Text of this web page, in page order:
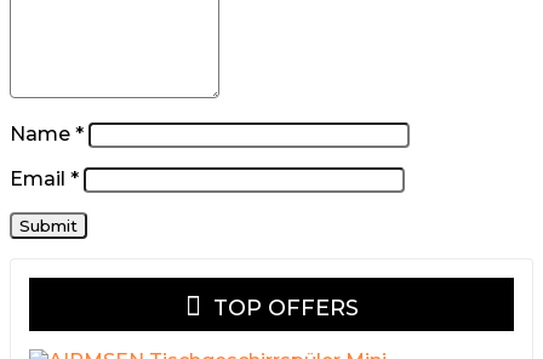
Name *
Email *
TOP OFFERS